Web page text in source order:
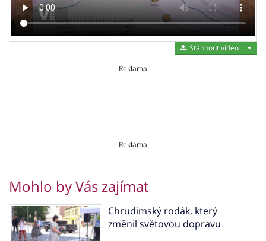
Stáhnout video
Reklama
Reklama
Mohlo by Vás zajímat
Chrudimský rodák, který
změnil světovou dopravu